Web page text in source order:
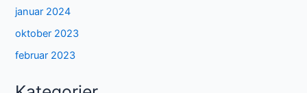
januar 2024
oktober 2023
februar 2023